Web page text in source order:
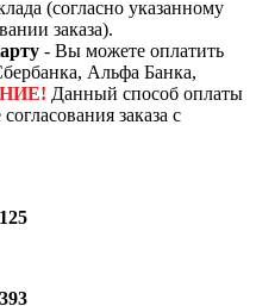
(согласно указанному
заказа).
- Вы можете оплатить
Альфа Банка,
Данный способ оплаты
заказа с